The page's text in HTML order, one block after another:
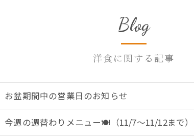
洋食に関する記事
Blog
お盆期間中の営業日のお知らせ
今週の週替わりメニュー🍽（11/7～11/12まで）